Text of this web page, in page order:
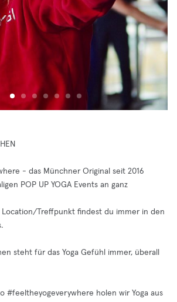
- das Münchner Original seit 2016
POP UP YOGA Events an ganz
Location/Treffpunkt findest du immer in den
steht für das Yoga Gefühl immer, überall
#feeltheyogeverywhere holen wir Yoga aus